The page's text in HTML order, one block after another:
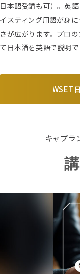
日本語受講も可）。英
イスティング用語が身
さが広がります。プロ
て日本酒を英語で説明で
WSET
キャプラ